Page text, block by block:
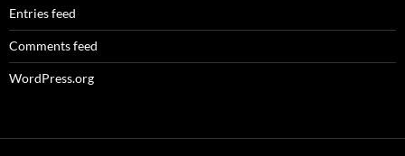
Entries feed
Comments feed
WordPress.org